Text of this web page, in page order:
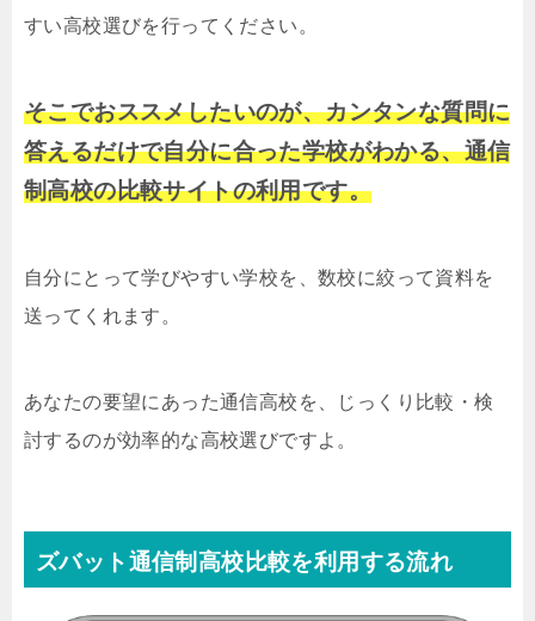
すい高校選びを行ってください。
そこでおススメしたいのが、カンタンな質問に
答えるだけで自分に合った学校がわかる、通信
制高校の比較サイトの利用です。
自分にとって学びやすい学校を、数校に絞って資料を
送ってくれます。
あなたの要望にあった通信高校を、じっくり比較・検
討するのが効率的な高校選びですよ。
ズバット通信制高校比較を利用する流れ